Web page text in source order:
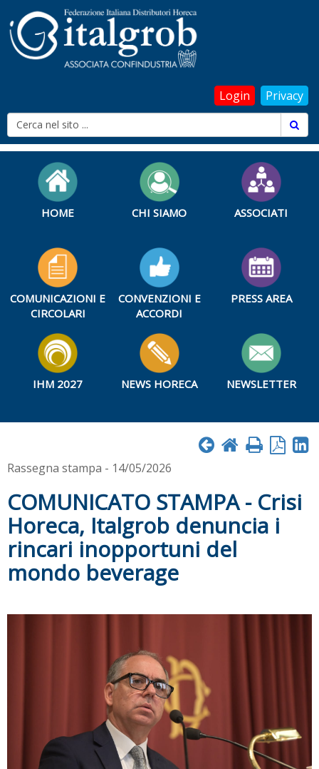
Login Privacy
HOME CHI SIAMO ASSOCIATI
COMUNICAZIONI E
CIRCOLARI
CONVENZIONI E
ACCORDI
PRESS AREA
IHM 2027 NEWS HORECA NEWSLETTER
Rassegna stampa - 14/05/2026
COMUNICATO STAMPA - Crisi
Horeca, Italgrob denuncia i
rincari inopportuni del
mondo beverage